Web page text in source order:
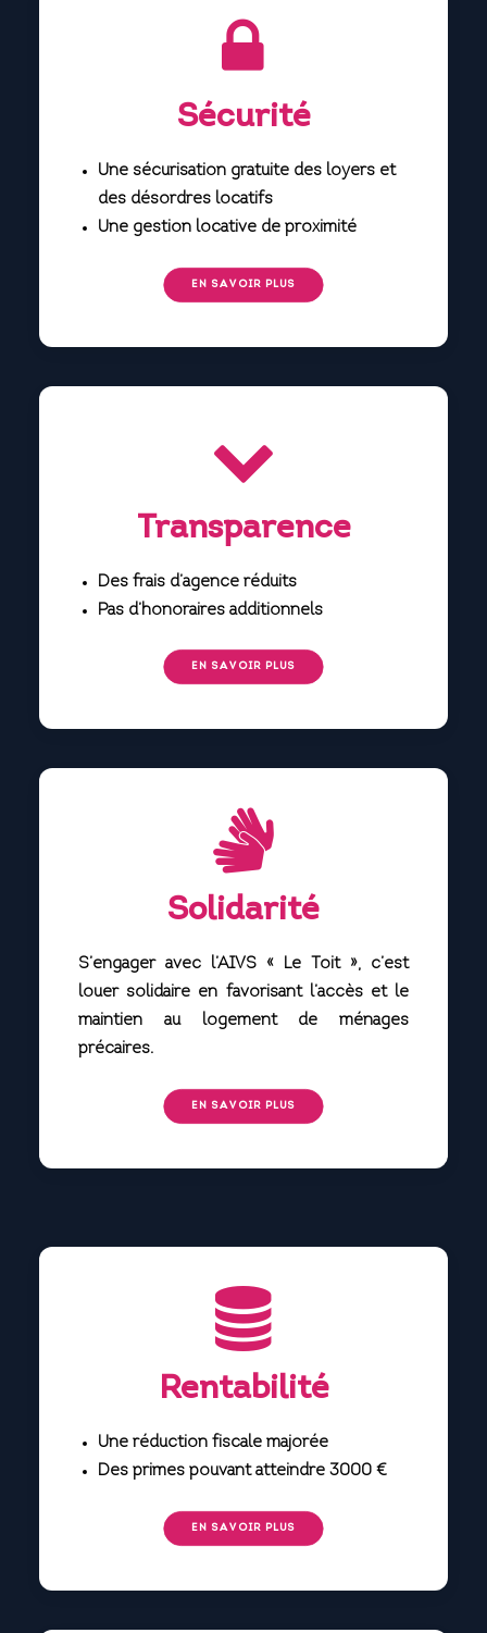
Sécurité
Une sécurisation gratuite des loyers et
des désordres locatifs
Une gestion locative de proximité
EN SAVOIR PLUS
Transparence
Des frais d’agence réduits
Pas d’honoraires additionnels
EN SAVOIR PLUS
Solidarité
S’engager avec l’AIVS « Le Toit », c’est
louer solidaire en favorisant l’accès et le
maintien au logement de ménages
précaires.
EN SAVOIR PLUS
Rentabilité
Une réduction fiscale majorée
Des primes pouvant atteindre 3000 €
EN SAVOIR PLUS